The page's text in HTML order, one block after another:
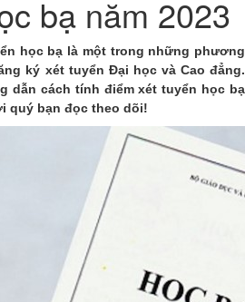
bạ năm 2023
học bạ là một trong những phương
ký xét tuyển Đại học và Cao đẳng.
dẫn cách tính điểm xét tuyển học bạ
quý bạn đọc theo dõi!